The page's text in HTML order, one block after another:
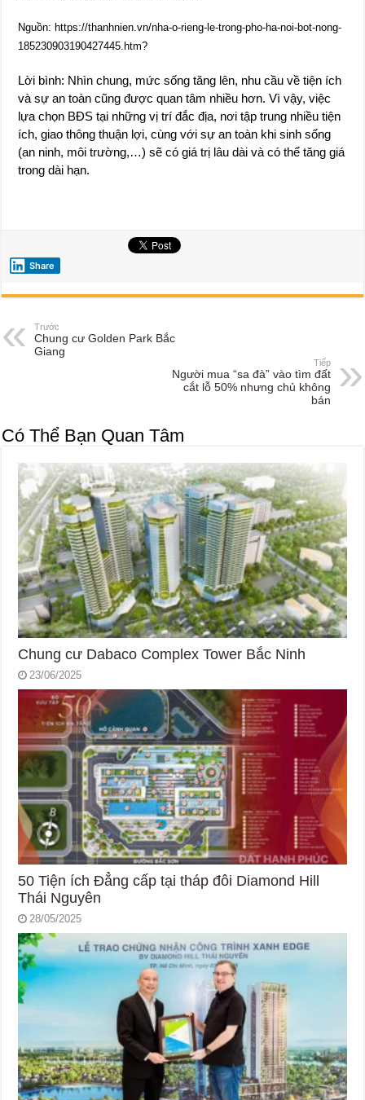
Nguồn: https://thanhnien.vn/nha-o-rieng-le-trong-pho-ha-noi-bot-nong-
185230903190427445.htm?
Lời bình: Nhìn chung, mức sống tăng lên, nhu cầu về tiện ích
và sự an toàn cũng được quan tâm nhiều hơn. Vì vậy, việc
lựa chọn BĐS tại những vị trí đắc địa, nơi tập trung nhiều tiện
ích, giao thông thuận lợi, cùng với sự an toàn khi sinh sống
(an ninh, môi trường,…) sẽ có giá trị lâu dài và có thể tăng giá
trong dài hạn.
Share
Trước
Chung cư Golden Park Bắc
Giang
Tiếp
Người mua “sa đà” vào tìm đất
cắt lỗ 50% nhưng chủ không
bán
Có Thể Bạn Quan Tâm
Chung cư Dabaco Complex Tower Bắc Ninh
23/06/2025
50 Tiện ích Đẳng cấp tại tháp đôi Diamond Hill
Thái Nguyên
28/05/2025